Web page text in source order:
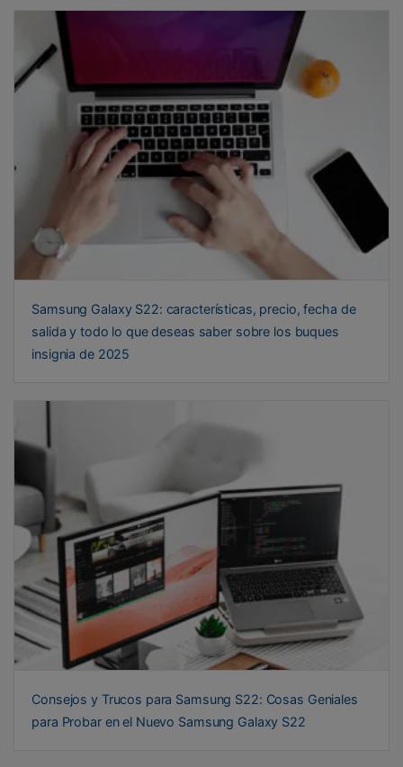
Samsung Galaxy S22: características, precio, fecha de
salida y todo lo que deseas saber sobre los buques
insignia de 2025
Consejos y Trucos para Samsung S22: Cosas Geniales
para Probar en el Nuevo Samsung Galaxy S22